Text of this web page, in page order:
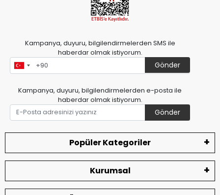
Kampanya, duyuru, bilgilendirmelerden SMS ile
haberdar olmak istiyorum.
Gönder
Kampanya, duyuru, bilgilendirmelerden e-posta ile
haberdar olmak istiyorum.
Gönder
Popüler Kategoriler
Kurumsal